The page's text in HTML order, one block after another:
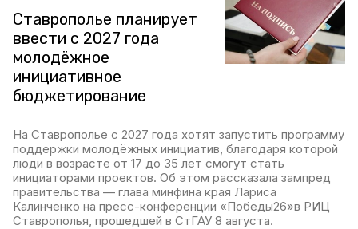
Ставрополье планирует
ввести с 2027 года
молодёжное
инициативное
бюджетирование
На Ставрополье с 2027 года хотят запустить программу
поддержки молодёжных инициатив, благодаря которой
люди в возрасте от 17 до 35 лет смогут стать
инициаторами проектов. Об этом рассказала зампред
правительства — глава минфина края Лариса
Калинченко на пресс-конференции «Победы26»в РИЦ
Ставрополья, прошедшей в СтГАУ 8 августа.